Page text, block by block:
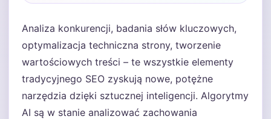
Analiza konkurencji, badania słów kluczowych,
optymalizacja techniczna strony, tworzenie
wartościowych treści – te wszystkie elementy
tradycyjnego SEO zyskują nowe, potężne
narzędzia dzięki sztucznej inteligencji. Algorytmy
AI są w stanie analizować zachowania